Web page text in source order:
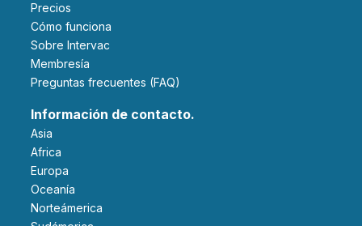
Precios
Cómo funciona
Sobre Intervac
Membresía
Preguntas frecuentes (FAQ)
Información de contacto.
Asia
Africa
Europa
Oceanía
Norteámerica